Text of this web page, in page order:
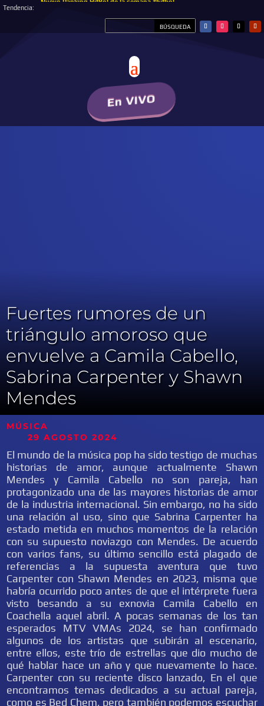
Tendencia:
Nuevo Ranking HitBol de la semana #hitbol
En VIVO
Fuertes rumores de un
triángulo amoroso que
envuelve a Camila Cabello,
Sabrina Carpenter y Shawn
Mendes
MÚSICA
29 AGOSTO 2024
El mundo de la música pop ha sido testigo de muchas
historias de amor, aunque actualmente Shawn
Mendes y Camila Cabello no son pareja, han
protagonizado una de las mayores historias de amor
de la industria internacional. Sin embargo, no ha sido
una relación al uso, sino que Sabrina Carpenter ha
estado metida en muchos momentos de la relación
con su supuesto noviazgo con Mendes. De acuerdo
con varios fans, su último sencillo está plagado de
referencias a la supuesta aventura que tuvo
Carpenter con Shawn Mendes en 2023, misma que
habría ocurrido poco antes de que el intérprete fuera
visto besando a su exnovia Camila Cabello en
Coachella aquel abril. A pocas semanas de los tan
esperados MTV VMAs 2024, se han confirmado
algunos de los artistas que subirán al escenario,
entre ellos, este trío de estrellas que dio mucho de
qué hablar hace un año y que nuevamente lo hace.
Carpenter con su reciente disco lanzado, En el que
encontramos temas dedicados a su actual pareja,
como es Bed Chem, pero también podemos escuchar